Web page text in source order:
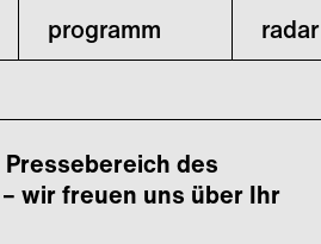
programm radar
des
wir freuen uns über Ihr